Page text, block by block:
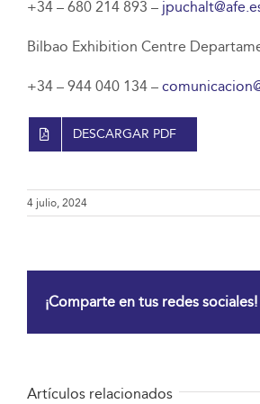
+34 – 680 214 893 –
Bilbao Exhibition Centre
+34 – 944 040 134 –
DESCARGAR PDF
4 julio, 2024
¡Comparte en tus redes sociales!
Artículos relacionados